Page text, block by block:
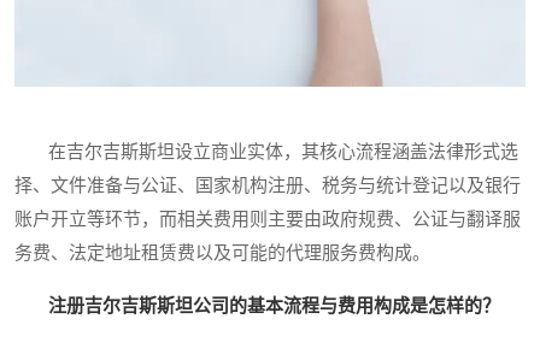
在吉尔吉斯斯坦设立商业实体，其核心流程涵盖法律形式选
择、文件准备与公证、国家机构注册、税务与统计登记以及银行
账户开立等环节，而相关费用则主要由政府规费、公证与翻译服
务费、法定地址租赁费以及可能的代理服务费构成。
注册吉尔吉斯斯坦公司的基本流程与费用构成是怎样的？